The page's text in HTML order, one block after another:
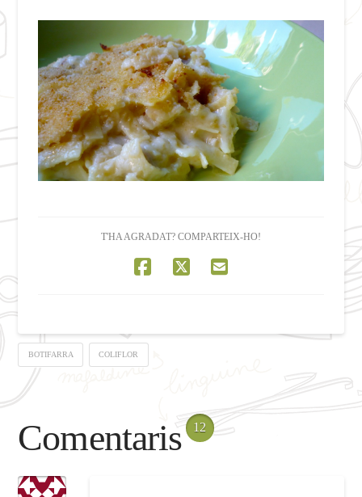
T'HA AGRADAT? COMPARTEIX-HO!
BOTIFARRA COLIFLOR
Comentaris 12